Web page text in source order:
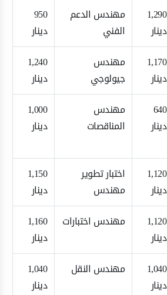
1,290
دينار
مهندس الدعم
الفني
950
دينار
1,170
دينار
مهندس
جيولوجي
1,240
دينار
640
دينار
مهندس
المناقصات
1,000
دينار
1,120
دينار
اختبار تطوير
مهندس
1,150
دينار
1,120
دينار
مهندس اختبارات
1,160
دينار
1,040
دينار
مهندس النقل
1,040
دينار